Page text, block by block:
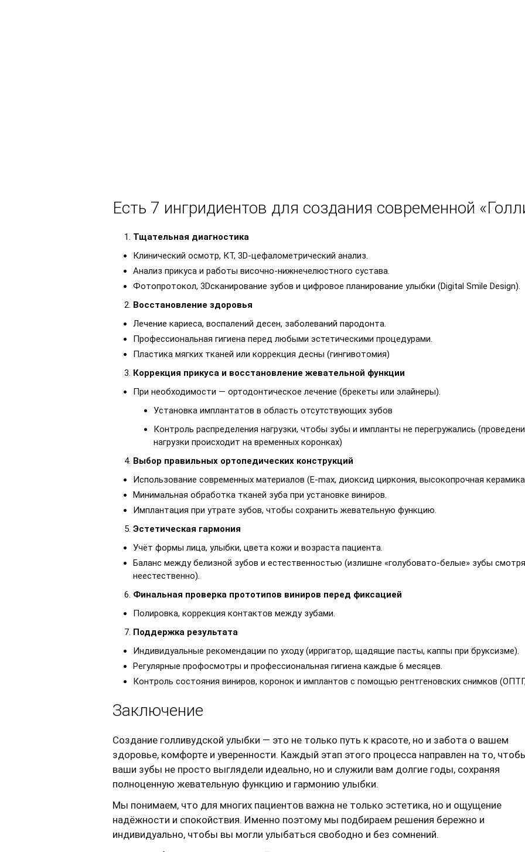
Есть 7 ингридиентов для создания современной
Тщательная диагностика
Клинический осмотр, КТ, 3D-цефалометрический анализ.
Анализ прикуса и работы височно-нижнечелюстного сустава.
Фотопротокол, 3Dсканирование зубов и цифровое планирование улыбки (Digital Smile Design).
Восстановление здоровья
Лечение кариеса, воспалений десен, заболеваний пародонта.
Профессиональная гигиена перед любыми эстетическими процедурами.
Пластика мягких тканей или коррекция десны (гингивотомия)
Коррекция прикуса и восстановление жевательной функции
При необходимости — ортодонтическое лечение (брекеты или элайнеры).
Установка имплантатов в область отсутствующих зубов
Контроль распределения нагрузки, чтобы зубы и импланты не перегружались
нагрузки происходит на временных коронках)
Выбор правильных ортопедических конструкций
Использование современных материалов (E-max, диоксид циркония, высокопрочная
Минимальная обработка тканей зуба при установке виниров.
Имплантация при утрате зубов, чтобы сохранить жевательную функцию.
Эстетическая гармония
Учёт формы лица, улыбки, цвета кожи и возраста пациента.
Баланс между белизной зубов и естественностью (излишне «голубовато-белые» зубы
неестественно).
Финальная проверка прототипов виниров перед фиксацией
Полировка, коррекция контактов между зубами.
Поддержка результата
Индивидуальные рекомендации по уходу (ирригатор, щадящие пасты, каппы при бруксизме).
Регулярные профосмотры и профессиональная гигиена каждые 6 месяцев.
Контроль состояния виниров, коронок и имплантов с помощью рентгеновских снимков
Заключение
Создание голливудской улыбки — это не только путь к красоте, но и забота о вашем
здоровье, комфорте и уверенности. Каждый этап этого процесса направлен на то,
ваши зубы не просто выглядели идеально, но и служили вам долгие годы, сохраняя
полноценную жевательную функцию и гармонию улыбки.
Мы понимаем, что для многих пациентов важна не только эстетика, но и ощущение
надёжности и спокойствия. Именно поэтому мы подбираем решения бережно и
индивидуально, чтобы вы могли улыбаться свободно и без сомнений.